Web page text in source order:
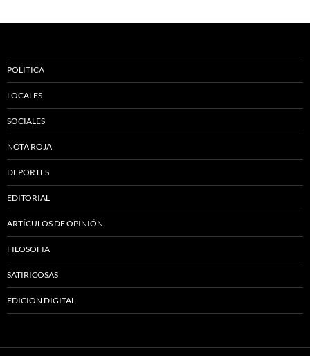
POLITICA
LOCALES
SOCIALES
NOTA ROJA
DEPORTES
EDITORIAL
ARTÍCULOS DE OPINIÓN
FILOSOFIA
SATIRICOSAS
EDICION DIGITAL